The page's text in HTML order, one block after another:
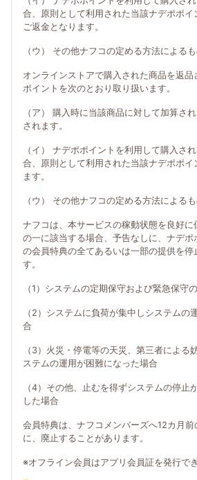
合、原則として利用された当該ナデポポ
ご返金となります。
（ウ） その他ナフコの定める方法によるも
オンラインストアで購入された商品を返品
ポイントを次のとおり取り扱います。
（ア） 購入時に当該商品に対して加算さ
されます。
（イ） ナデポポイントを利用して購入さ
合、原則として利用された当該ナデポポイ
ます。
（ウ） その他ナフコの定める方法によるも
ナフコは、本サービスの稼動状態を良好
の一に該当する場合、予告なしに、ナデ
の会員特典の全てあるいは一部の提供を停
す。
（1）システムの定期保守および緊急保守
（2）システムに負荷が集中しシステムの
合
（3）火災・停電等の天災、第三者による
ステムの運用が困難になった場合
（4）その他、止むを得ずシステムの停止
した場合
会員特典は、ナフコメンバーズへ12カ月
に、廃止することがあります。
※オフライン会員はアプリ会員証を発行でき